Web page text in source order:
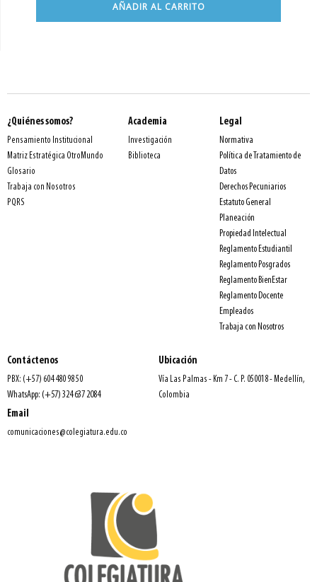
AÑADIR AL CARRITO
¿Quiénes somos?
Pensamiento Institucional
Matriz Estratégica OtroMundo
Glosario
Trabaja con Nosotros
PQRS
Academia
Investigación
Biblioteca
Legal
Normativa
Política de Tratamiento de
Datos
Derechos Pecuniarios
Estatuto General
Planeación
Propiedad Intelectual
Reglamento Estudiantil
Reglamento Posgrados
Reglamento BienEstar
Reglamento Docente
Empleados
Trabaja con Nosotros
Contáctenos
PBX: (+57) 604 480 98 50
WhatsApp: (+57) 324 637 2084
Email
comunicaciones@colegiatura.edu.co
Ubicación
Vía Las Palmas - Km 7 - C. P. 050018 - Medellín,
Colombia